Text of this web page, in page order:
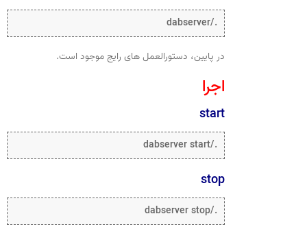
./dabserver
در پایین، دستورالعمل های رایج موجود است.
اجرا
start
./dabserver start
stop
./dabserver stop